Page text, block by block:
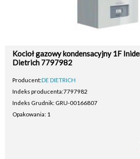
Kocioł gazowy kondensacyjny 1F
Dietrich 7797982
Producent:DE DIETRICH
Indeks producenta:7797982
Indeks Grudnik: GRU-00166807
Opakowania: 1